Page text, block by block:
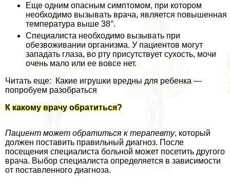
Еще одним опасным симптомом, при котором
необходимо вызывать врача, является повышенная
температура выше 38°.
Специалиста необходимо вызывать при
обезвоживании организма. У пациентов могут
западать глаза, во рту присутствует сухость, мочи
очень мало или ее вовсе нет.
Читать еще: Какие игрушки вредны для ребенка —
попробуем разобраться
К какому врачу обратиться?
Пациент может обратиться к терапевту, который
должен поставить правильный диагноз. После
посещения специалиста больной может посетить другого
врача. Выбор специалиста определяется в зависимости
от поставленного диагноза.